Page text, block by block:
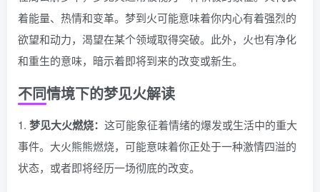
着能量、热情和变革。梦到火可能意味着你内心有着强烈的
欲望和动力，渴望在某个领域取得突破。此外，火也有净化
和重生的意味，暗示着即将到来的改变或新生。
不同情境下的梦见火解读
1. 梦见大火燃烧： 这可能象征着情绪的爆发或生活中的重大
事件。大火熊熊燃烧，可能意味着你正处于一种激情四溢的
状态，或者即将经历一场彻底的改变。